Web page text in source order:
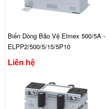
Biến Dòng Bảo Vệ Elmex 500/5A -
ELPP2/500/5/15/5P10
Liên hệ